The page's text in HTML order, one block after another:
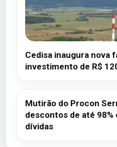
Cedisa inaugura nova
investimento de R$
Mutirão do Procon
descontos de até 98%
dívidas